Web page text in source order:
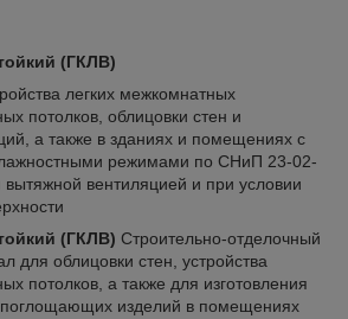
(ГКЛВ)
легких межкомнатных
потолков, облицовки стен и
а также в зданиях и помещениях с
режимами по СНиП 23-02-
вентиляцией и при условии
(ГКЛВ) Строительно-отделочный
для облицовки стен, устройства
потолков, а также для изготовления
изделий в помещениях